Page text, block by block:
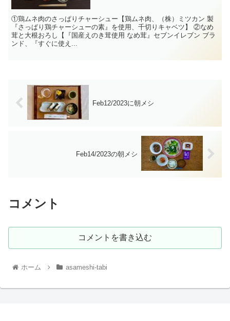
①鶏ムネ肉のさっぱりチャーシュー【鶏ムネ肉、（株）ミツカン 製
『さっぱり鶏チャーシューの素』を使用、千切りキャベツ】 ②なめ
茸と大根おろし【『国産えのき茸使用 なめ茸』セブンイレブン ブラ
ンド、『すぐに使え...
Feb12/2023に朝メシ
Feb14/2023の朝メシ
コメント
コメントを書き込む
ホーム asameshi-tabi